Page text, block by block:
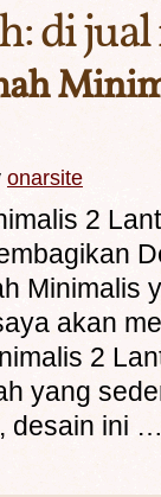
di
onarsite
2
Minimalis
akan
2
yang
desain ini